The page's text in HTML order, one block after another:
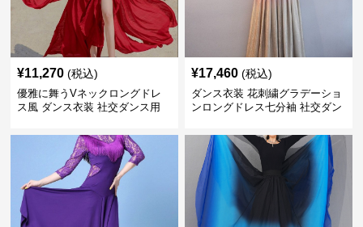
¥11,270 (税込)
優雅に舞うVネックロングドレ
ス風 ダンス衣装 社交ダンス用
¥17,460 (税込)
ダンス衣装 花刺繍グラデーショ
ンロングドレス七分袖 社交ダン